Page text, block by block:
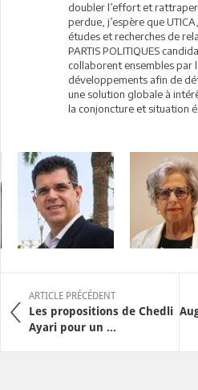
doubler l’effort et
perdue, j’espère que
études et recherches de
PARTIS POLITIQUES
collaborent ensembles par
développements afin de
une solution globale à
la conjoncture et situation
ARTICLE PRÉCÉDENT
Les propositions de Chedli
Ayari pour un ...